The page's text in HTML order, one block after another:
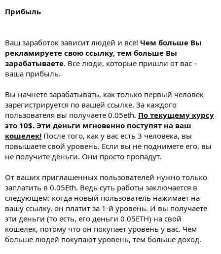
Прибыль
Ваш заработок зависит людей и все! Чем больше Вы
рекламируете свою ссылку, тем больше Вы
зарабатываете. Все люди, которые пришли от вас –
ваша прибыль.
Вы начнете зарабатывать, как только первый человек
зарегистрируется по вашей ссылке. За каждого
пользователя вы получаете 0.05eth. По текущему курсу
это 10$. Эти деньги мгновенно поступят на ваш
кошелек! После того, как у вас есть 3 человека, вы
повышаете свой уровень. Если вы не поднимете его, вы
не получите деньги. Они просто пропадут.
От ваших приглашенных пользователей нужно только
заплатить в 0.05Eth. Ведь суть работы заключается в
следующем: когда новый пользователь нажимает на
вашу ссылку, он платит за 1-й уровень. И вы получаете
эти деньги (то есть, его деньги 0.05ETH) на свой
кошелек, потому что он покупает уровень у вас. Чем
больше людей покупают уровень, тем больше доход.